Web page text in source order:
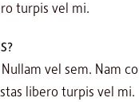
turpis vel mi.
vel sem. Nam
libero turpis vel mi.